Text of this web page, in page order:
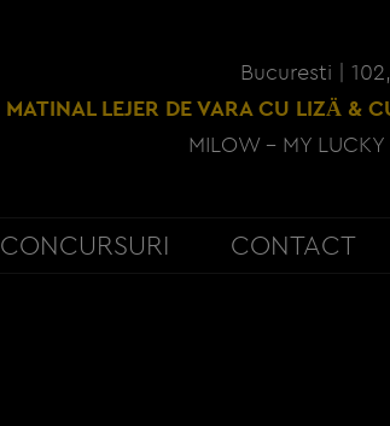
Bucuresti |
MATINAL LEJER DE VARA CU LIZÄ &
MILOW - MY LUCKY
CONCURSURI CONTACT